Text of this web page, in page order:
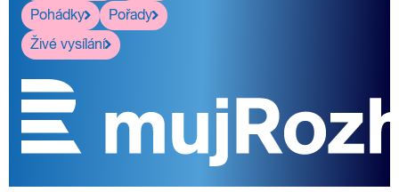
Pohádky
Pořady
Živé vysílání